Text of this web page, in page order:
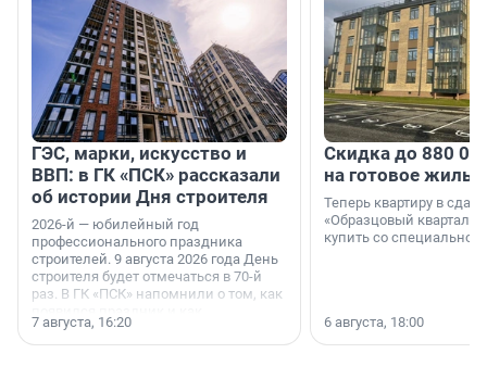
ГЭС, марки, искусство и
ВВП: в ГК «ПСК» рассказали
об истории Дня строителя
2026-й — юбилейный год
профессионального праздника
строителей. 9 августа 2026 года День
строителя будет отмечаться в 70-й
раз. В ГК «ПСК» напомнили о том, как
поменялась роль строительства.
7 августа, 16:20
Скидка до 880
на готовое
Теперь квартиру в
«Образцовый квартал
купить со специальной
6 августа, 18:00